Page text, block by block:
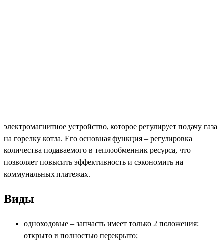
электромагнитное устройство, которое регулирует подачу газа
на горелку котла. Его основная функция – регулировка
количества подаваемого в теплообменник ресурса, что
позволяет повысить эффективность и сэкономить на
коммунальных платежах.
Виды
одноходовые – запчасть имеет только 2 положения:
открыто и полностью перекрыто;